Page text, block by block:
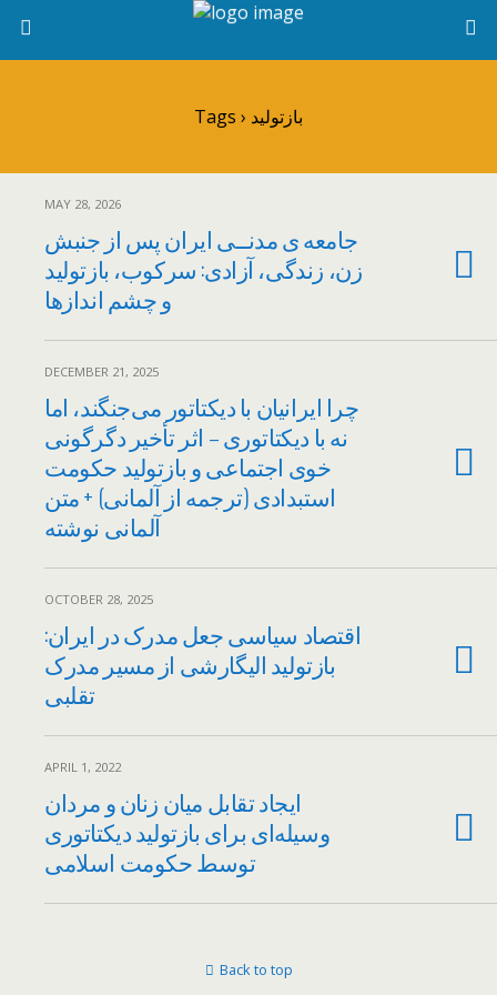
Tags › بازتولید
MAY 28, 2026
جامعه ی مدنــی ایران پس از جنبش
زن، زندگی، آزادی: سرکوب، بازتولید
و چشم اندازها
DECEMBER 21, 2025
چرا ایرانیان با دیکتاتور می‌جنگند، اما
نه با دیکتاتوری – اثر تأخیر دگرگونی
خوی اجتماعی و بازتولید حکومت
استبدادی (ترجمه از آلمانی) + متن
آلمانی نوشته
OCTOBER 28, 2025
اقتصاد سیاسی جعل مدرک در ایران:
بازتولید الیگارشی از مسیر مدرک
تقلبی
APRIL 1, 2022
ایجاد تقابل میان زنان و‌ مردان
وسیله‌ای برای بازتولید دیکتاتوری
توسط حکومت اسلامی
Back to top